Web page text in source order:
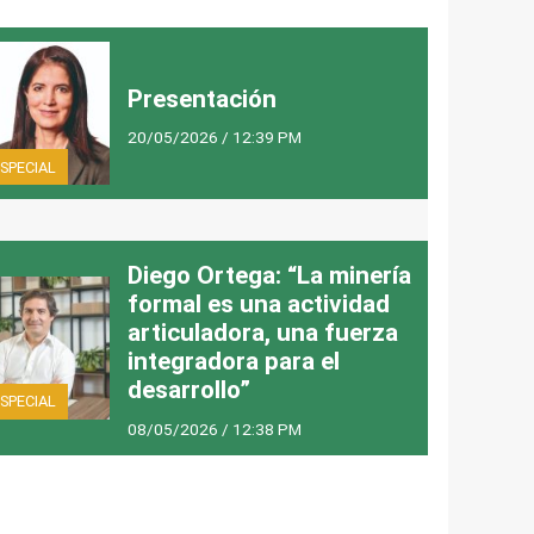
Presentación
20/05/2026 / 12:39 PM
Diego Ortega: “La minería
formal es una actividad
articuladora, una fuerza
integradora para el
desarrollo”
08/05/2026 / 12:38 PM